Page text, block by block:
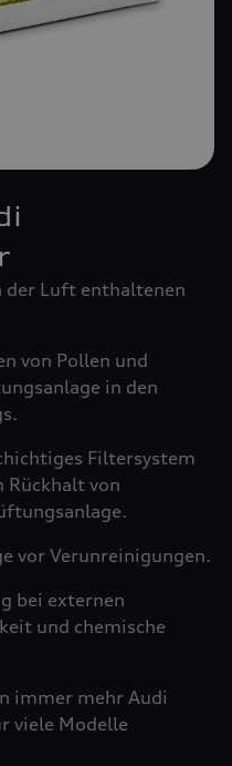
der Luft enthaltenen
von Pollen und
in den
Filtersystem
von
vor Verunreinigungen.
bei externen
und chemische
immer mehr Audi
viele Modelle